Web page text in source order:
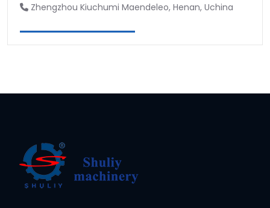
Zhengzhou Kiuchumi Maendeleo, Henan, Uchina